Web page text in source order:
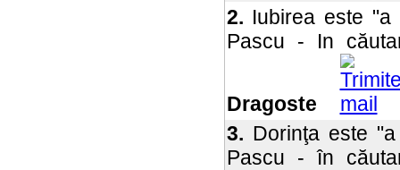
2. Iubirea este
Pascu - In
Dragoste
3. Dorinţa este
Pascu - în